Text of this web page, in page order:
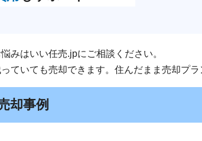
みはいい任売.jpにご相談ください。
ていても売却できます。住んだまま売却プ
却事例